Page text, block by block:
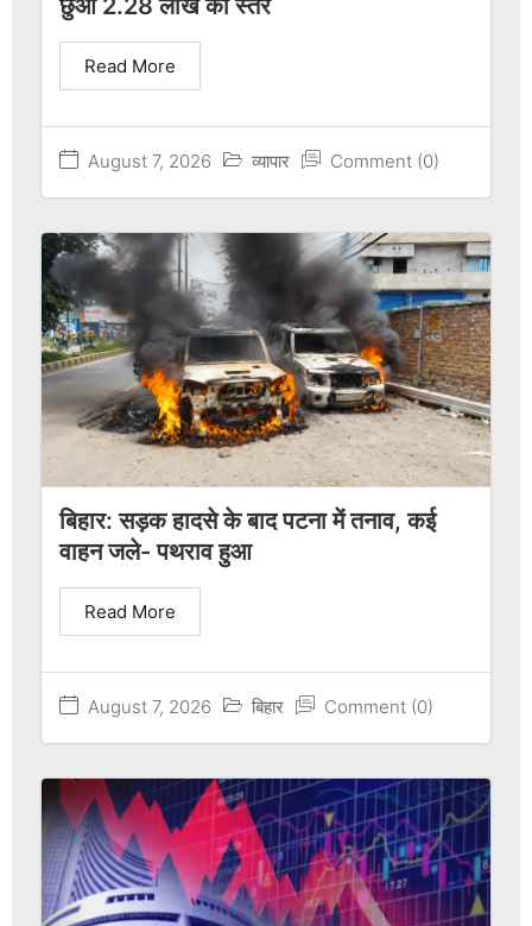
छुआ 2.28 लाख का स्तर
August 7, 2026 व्यापार Comment (0)
Read More
बिहार: सड़क हादसे के बाद पटना में तनाव, कई
वाहन जले- पथराव हुआ
August 7, 2026 बिहार Comment (0)
Read More